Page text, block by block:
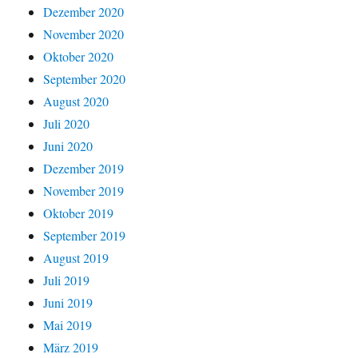
Dezember 2020
November 2020
Oktober 2020
September 2020
August 2020
Juli 2020
Juni 2020
Dezember 2019
November 2019
Oktober 2019
September 2019
August 2019
Juli 2019
Juni 2019
Mai 2019
März 2019